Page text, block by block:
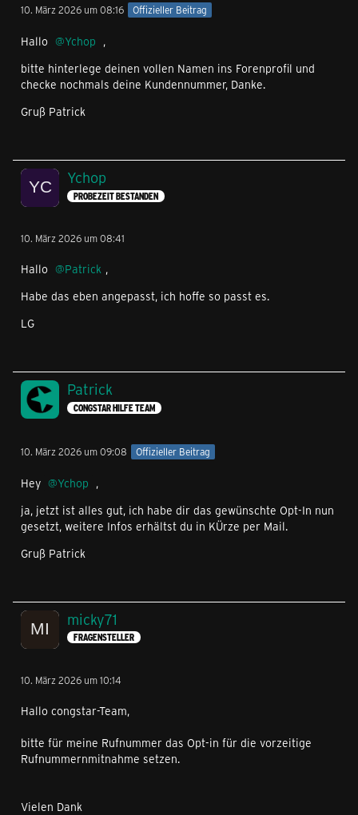
10. März 2026 um 08:16 Offizieller Beitrag
Hallo Ychop ,
bitte hinterlege deinen vollen Namen ins Forenprofil und
checke nochmals deine Kundennummer, Danke.
Gruß Patrick
Ychop
PROBEZEIT BESTANDEN
10. März 2026 um 08:41
Hallo Patrick ,
Habe das eben angepasst, ich hoffe so passt es.
LG
Patrick
CONGSTAR HILFE TEAM
10. März 2026 um 09:08 Offizieller Beitrag
Hey Ychop ,
ja, jetzt ist alles gut, ich habe dir das gewünschte Opt-In nun
gesetzt, weitere Infos erhältst du in KÜrze per Mail.
Gruß Patrick
micky71
FRAGENSTELLER
10. März 2026 um 10:14
Hallo congstar-Team,
bitte für meine Rufnummer das Opt‑in für die vorzeitige
Rufnummernmitnahme setzen.
Vielen Dank